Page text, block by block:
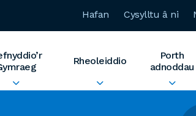
Hafan Cysylltu â ni
Rheoleiddio
Porth
adnoddau